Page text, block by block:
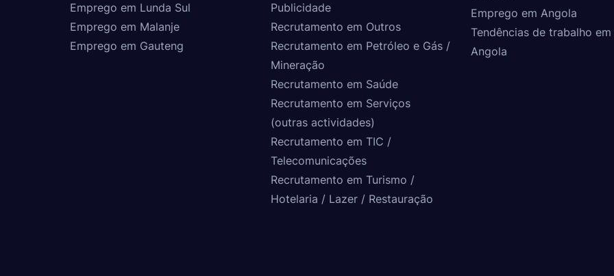
Emprego em Lunda Sul
Emprego em Malanje
Emprego em Gauteng
Publicidade
Recrutamento em Outros
Recrutamento em Petróleo e Gás /
Mineração
Recrutamento em Saúde
Recrutamento em Serviços
(outras actividades)
Recrutamento em TIC /
Telecomunicações
Recrutamento em Turismo /
Hotelaria / Lazer / Restauração
Emprego em Angola
Tendências de trabalho em
Angola